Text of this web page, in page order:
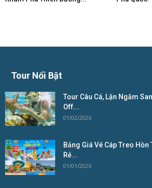
Tour Nổi Bật
Tour Câu Cá, Lặn Ngắm
Off...
01/02/2026
Bảng Giá Vé Cáp Treo Hòn
Rẻ...
01/01/2026